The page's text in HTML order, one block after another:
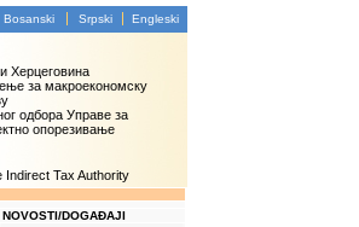
Bosanski Srpski Engleski
Херцеговина
за макроекономску
одбора Управе за
опорезивање
Tax Authority
NOVOSTI/DOGAĐAJI